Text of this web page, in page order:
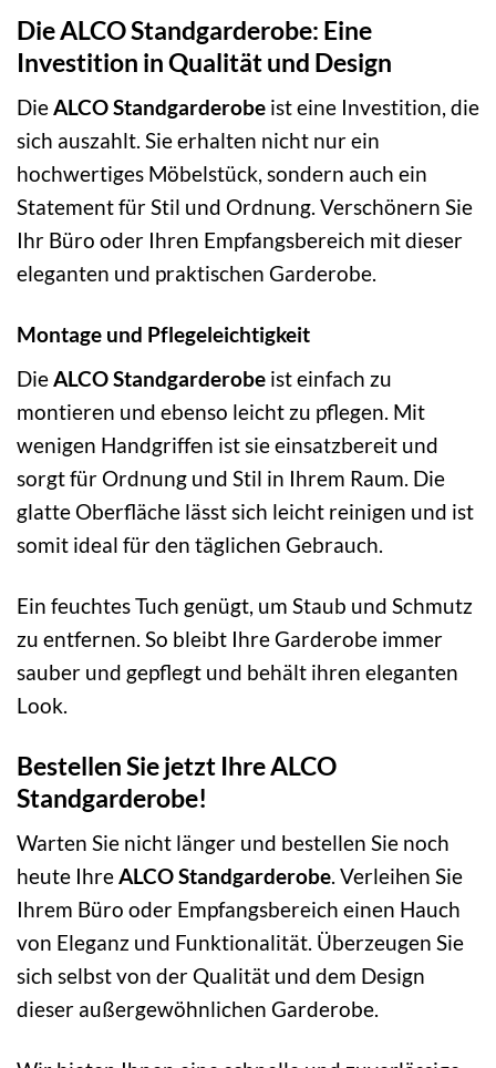
Die ALCO Standgarderobe: Eine
Investition in Qualität und Design
DieALCO Standgarderobe ist eine Investition, die
sich auszahlt. Sie erhalten nicht nur ein
hochwertiges Möbelstück, sondern auch ein
Statement für Stil und Ordnung. Verschönern Sie
Ihr Büro oder Ihren Empfangsbereich mit dieser
eleganten und praktischen Garderobe.
Montage und Pflegeleichtigkeit
DieALCO Standgarderobe ist einfach zu
montieren und ebenso leicht zu pflegen. Mit
wenigen Handgriffen ist sie einsatzbereit und
sorgt für Ordnung und Stil in Ihrem Raum. Die
glatte Oberfläche lässt sich leicht reinigen und ist
somit ideal für den täglichen Gebrauch.
Ein feuchtes Tuch genügt, um Staub und Schmutz
zu entfernen. So bleibt Ihre Garderobe immer
sauber und gepflegt und behält ihren eleganten
Look.
Bestellen Sie jetzt Ihre ALCO
Standgarderobe!
Warten Sie nicht länger und bestellen Sie noch
heute IhreALCO Standgarderobe. Verleihen Sie
Ihrem Büro oder Empfangsbereich einen Hauch
von Eleganz und Funktionalität. Überzeugen Sie
sich selbst von der Qualität und dem Design
dieser außergewöhnlichen Garderobe.